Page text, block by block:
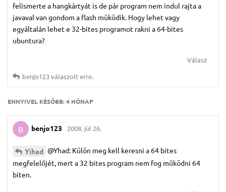
felismerte a hangkártyát is de pár program nem indul rajta a
javaval van gondom a flash müködik. Hogy lehet vagy
egyáltalán lehet e 32-bites programot rakni a 64-bites
ubuntura?
Válasz
benjo123válaszolt erre.
ENNYIVEL KÉSŐBB:4 HÓNAP
B benjo123 2008. júl 26.
Yihad @Yhad: Külön meg kell keresni a 64 bites
megfelelőjét, mert a 32 bites program nem fog működni 64
biten.